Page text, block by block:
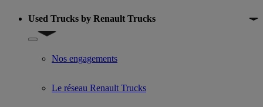
Used Trucks by Renault Trucks
Show submenu for Used Trucks by Renault Trucks
Nos engagements
Le réseau Renault Trucks